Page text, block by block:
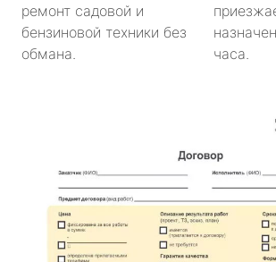
ремонт садовой и
бензиновой техники без
обмана.
часа.